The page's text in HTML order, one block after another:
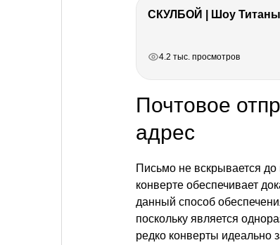
СКУЛБОЙ | Шоу
4.2 тыс. просмотров
Почтовое
адрес
Письмо не вскрывается
конверте обеспечивает
данный способ
поскольку является
редко конверты идеально